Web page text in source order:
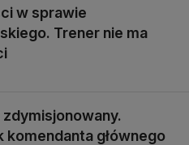
w sprawie
Trener nie ma
zdymisjonowany.
komendanta głównego